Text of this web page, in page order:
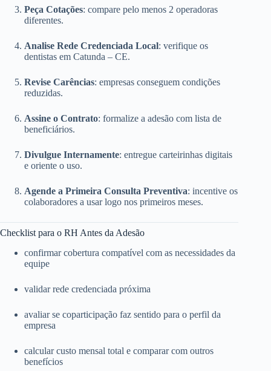
Peça Cotações: compare pelo menos 2 operadoras
diferentes.
Analise Rede Credenciada Local: verifique os
dentistas em Catunda – CE.
Revise Carências: empresas conseguem condições
reduzidas.
Assine o Contrato: formalize a adesão com lista de
beneficiários.
Divulgue Internamente: entregue carteirinhas digitais
e oriente o uso.
Agende a Primeira Consulta Preventiva: incentive os
colaboradores a usar logo nos primeiros meses.
Checklist para o RH Antes da Adesão
confirmar cobertura compatível com as necessidades da
equipe
validar rede credenciada próxima
avaliar se coparticipação faz sentido para o perfil da
empresa
calcular custo mensal total e comparar com outros
benefícios